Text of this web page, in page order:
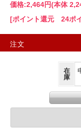
価格:2,464円(本体
[ポイント還元 24ポ
注文
在
庫